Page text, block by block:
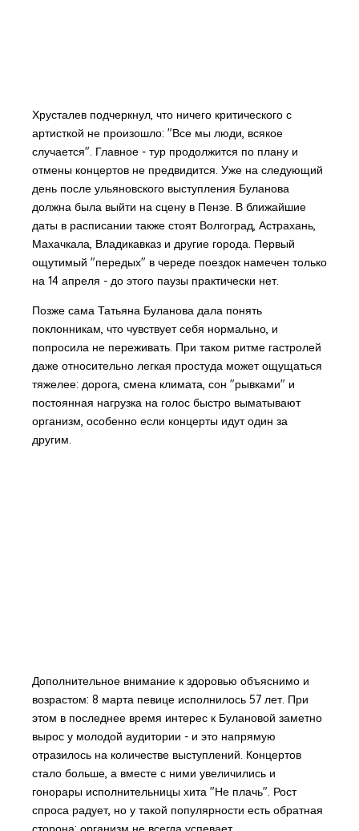
Хрусталев подчеркнул, что ничего критического с
артисткой не произошло: "Все мы люди, всякое
случается". Главное - тур продолжится по плану и
отмены концертов не предвидится. Уже на следующий
день после ульяновского выступления Буланова
должна была выйти на сцену в Пензе. В ближайшие
даты в расписании также стоят Волгоград, Астрахань,
Махачкала, Владикавказ и другие города. Первый
ощутимый "передых" в череде поездок намечен только
на 14 апреля - до этого паузы практически нет.
Позже сама Татьяна Буланова дала понять
поклонникам, что чувствует себя нормально, и
попросила не переживать. При таком ритме гастролей
даже относительно легкая простуда может ощущаться
тяжелее: дорога, смена климата, сон "рывками" и
постоянная нагрузка на голос быстро выматывают
организм, особенно если концерты идут один за
другим.
Дополнительное внимание к здоровью объяснимо и
возрастом: 8 марта певице исполнилось 57 лет. При
этом в последнее время интерес к Булановой заметно
вырос у молодой аудитории - и это напрямую
отразилось на количестве выступлений. Концертов
стало больше, а вместе с ними увеличились и
гонорары исполнительницы хита "Не плачь". Рост
спроса радует, но у такой популярности есть обратная